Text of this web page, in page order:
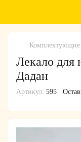
Комплектующие
Лекало для
Дадан
Артикул: 595